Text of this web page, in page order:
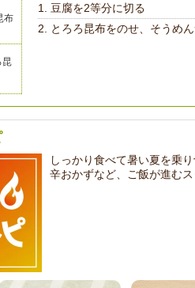
布
昆
豆腐を2等分に切る
とろろ昆布をのせ、そうめ
しっかり食べて暑い夏を乗
辛おかずなど、ご飯が進む